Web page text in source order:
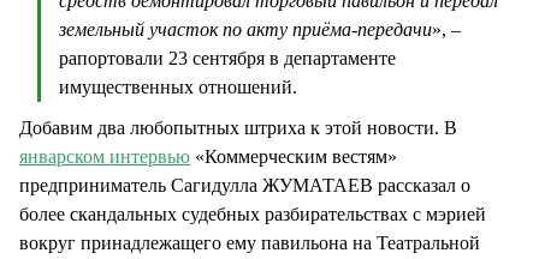
земельный участок по акту приёма-передачи», –
рапортовали 23 сентября в департаменте
имущественных отношений.
Добавим два любопытных штриха к этой новости. В
январском интервью «Коммерческим вестям»
предприниматель Сагидулла ЖУМАТАЕВ рассказал о
более скандальных судебных разбирательствах с мэрией
вокруг принадлежащего ему павильона на Театральной